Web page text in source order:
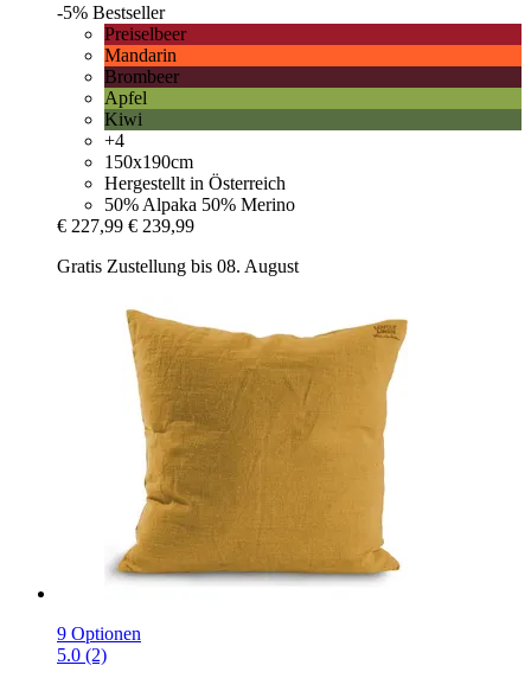
-5% Bestseller
Preiselbeer
Mandarin
Brombeer
Apfel
Kiwi
+4
150x190cm
Hergestellt in Österreich
50% Alpaka 50% Merino
€ 227,99 € 239,99
Gratis Zustellung bis 08. August
9 Optionen
5.0 (2)